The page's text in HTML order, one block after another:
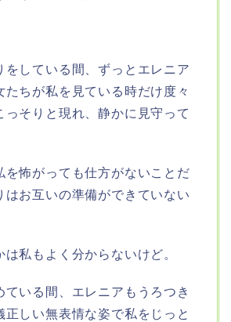
をしている間、ずっとエレニア
たちが私を見ている時だけ度々
っそりと現れ、静かに見守って
を怖がっても仕方がないことだ
はお互いの準備ができていない
私もよく分からないけど。
ている間、エレニアもうろつき
正しい無表情な姿で私をじっと